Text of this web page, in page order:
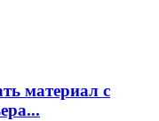
материал с